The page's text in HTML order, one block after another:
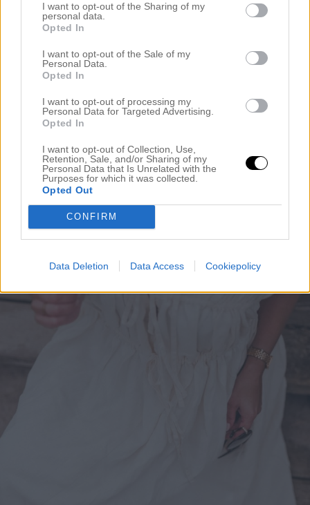
I want to opt-out of the Sharing of my
personal data.
Opted In
I want to opt-out of the Sale of my
Personal Data.
Opted In
I want to opt-out of processing my
Personal Data for Targeted Advertising.
Opted In
I want to opt-out of Collection, Use,
Retention, Sale, and/or Sharing of my
Personal Data that Is Unrelated with the
Purposes for which it was collected.
Opted Out
CONFIRM
Data Deletion Data Access Cookiepolicy